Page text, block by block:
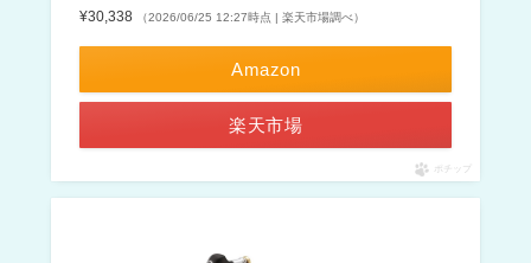
¥30,338 （2026/06/25 12:27時点 | 楽天市場調べ）
Amazon
楽天市場
ポチップ